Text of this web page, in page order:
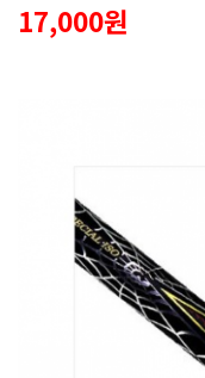
17,000원